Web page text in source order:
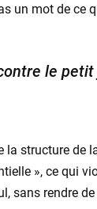
un mot de ce
le
structure de
», ce qui
sans rendre